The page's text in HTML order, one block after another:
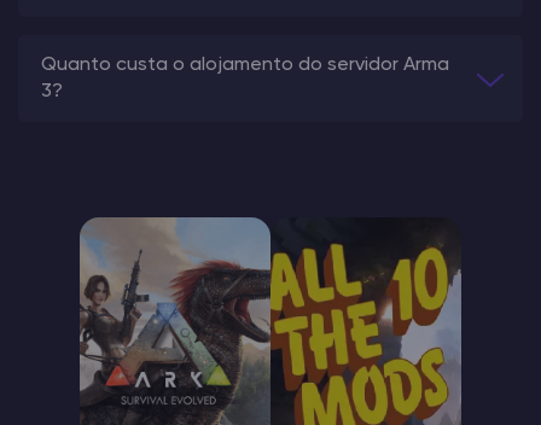
Quanto custa o alojamento do servidor Arma
3?